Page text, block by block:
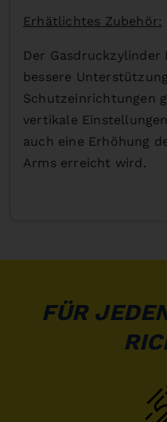
Erhätlichtes Zubehör:
Der Gasdruckzylinder
bessere
Schutzeinrichtungen
vertikale
auch eine Erhöhung
Arms erreicht wird.
FÜR